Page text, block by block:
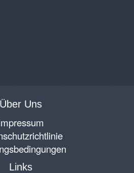
Über Uns
Links